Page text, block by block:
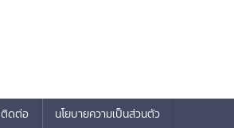
ติดต่อ นโยบายความเป็นส่วนตัว